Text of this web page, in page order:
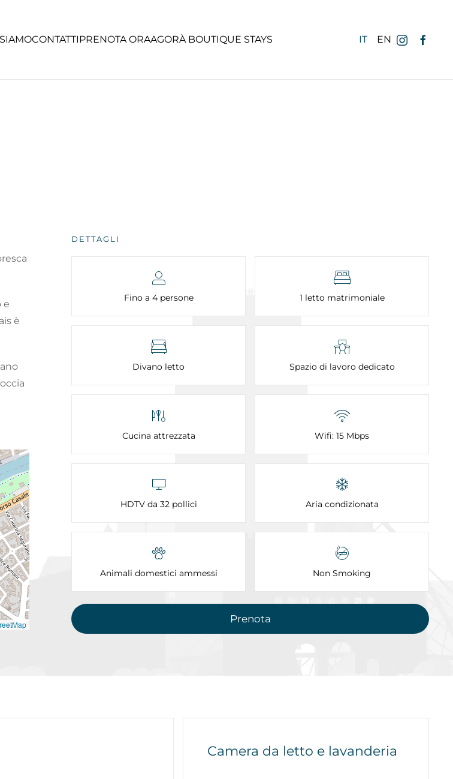
CONTATTIPRENOTA ORAAGORÀ BOUTIQUE STAYS IT EN
e
è
DETTAGLI
Fino a 4 persone 1 letto matrimoniale
Divano letto Spazio di lavoro dedicato
Cucina attrezzata Wifi: 15 Mbps
HDTV da 32 pollici Aria condizionata
Animali domestici ammessi Non Smoking
Prenota
Camera da letto e lavanderia